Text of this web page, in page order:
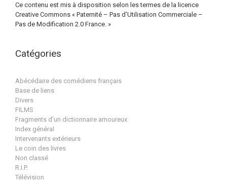
Ce contenu est mis à disposition selon les termes de la licence
Creative Commons « Paternité – Pas d’Utilisation Commerciale –
Pas de Modification 2.0 France. »
Catégories
Abécédaire des comédiens français
Base de liens
Divers
FILMS
Fragments d'un dictionnaire amoureux
Index général
Intervenants extérieurs
Le coin des livres
Non classé
R.I.P.
Télévision